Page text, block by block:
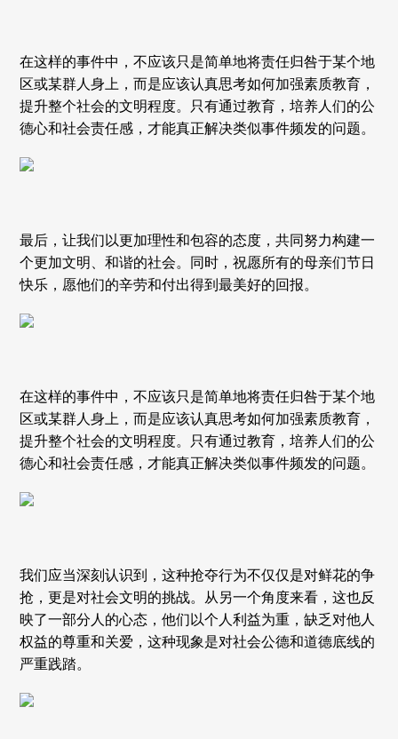
在这样的事件中，不应该只是简单地将责任归咎于某个地
区或某群人身上，而是应该认真思考如何加强素质教育，
提升整个社会的文明程度。只有通过教育，培养人们的公
德心和社会责任感，才能真正解决类似事件频发的问题。
最后，让我们以更加理性和包容的态度，共同努力构建一
个更加文明、和谐的社会。同时，祝愿所有的母亲们节日
快乐，愿他们的辛劳和付出得到最美好的回报。
在这样的事件中，不应该只是简单地将责任归咎于某个地
区或某群人身上，而是应该认真思考如何加强素质教育，
提升整个社会的文明程度。只有通过教育，培养人们的公
德心和社会责任感，才能真正解决类似事件频发的问题。
我们应当深刻认识到，这种抢夺行为不仅仅是对鲜花的争
抢，更是对社会文明的挑战。从另一个角度来看，这也反
映了一部分人的心态，他们以个人利益为重，缺乏对他人
权益的尊重和关爱，这种现象是对社会公德和道德底线的
严重践踏。